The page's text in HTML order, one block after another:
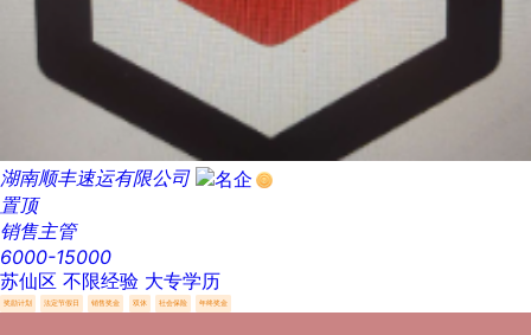
湖南顺丰速运有限公司
置顶
销售主管
6000-15000
苏仙区 不限经验 大专学历
奖励计划 法定节假日 销售奖金 双休 社会保险 年终奖金